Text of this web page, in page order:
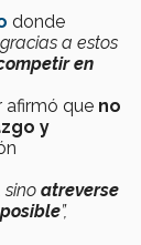
donde
a estos
en
afirmó que no
y
sino atreverse
”,